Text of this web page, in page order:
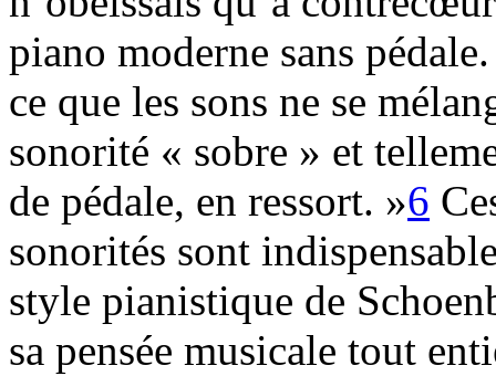
piano moderne sans
ce que les sons ne se
sonorité « sobre » et
de pédale, en ressort. »6
sonorités sont
style pianistique de
sa pensée musicale tout